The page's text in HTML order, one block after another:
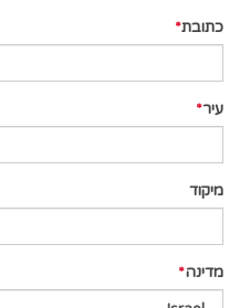
כתובת
עיר
מיקוד
מדינה